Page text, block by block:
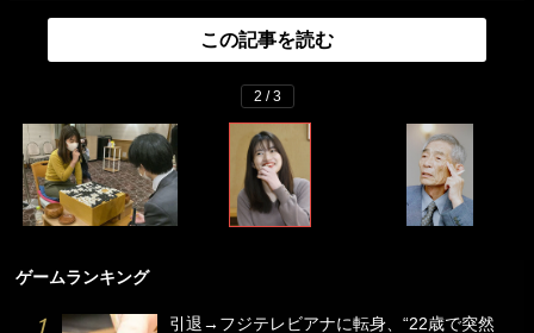
この記事を読む
2 / 3
ゲームランキング
引退→フジテレビアナに転身、“22歳で突然